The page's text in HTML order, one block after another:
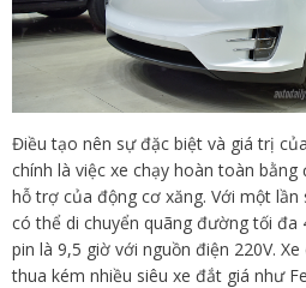
Điều tạo nên sự đặc biệt và giá trị
chính là việc xe chạy hoàn toàn
hỗ trợ của động cơ xăng. Với một lần
có thể di chuyển quãng đường tối đa
pin là 9,5 giờ với nguồn điện 220V.
thua kém nhiều siêu xe đắt giá như